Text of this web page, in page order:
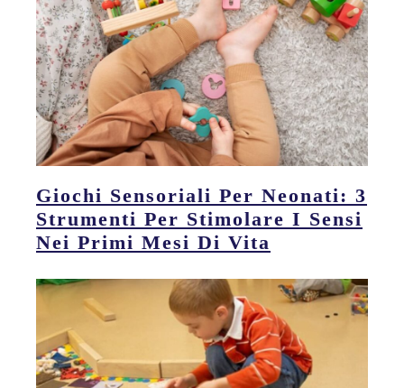
Giochi Sensoriali Per Neonati: 3
Strumenti Per Stimolare I Sensi
Nei Primi Mesi Di Vita